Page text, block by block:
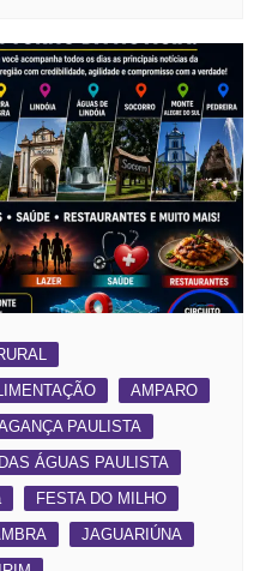
AMPARO
PAULISTA
ÁGUAS PAULISTA
FESTA DO MILHO
JAGUARIÚNA